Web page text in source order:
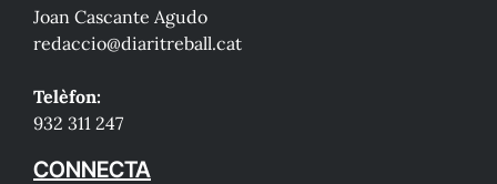
Joan Cascante Agudo
redaccio@diaritreball.cat
Telèfon:
932 311 247
CONNECTA